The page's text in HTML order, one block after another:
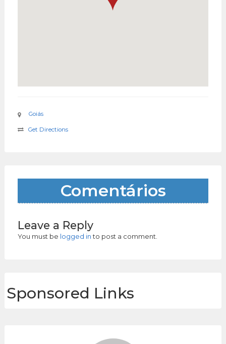
Goiás
Get Directions
Comentários
Leave a Reply
You must be logged into post a comment.
Sponsored Links